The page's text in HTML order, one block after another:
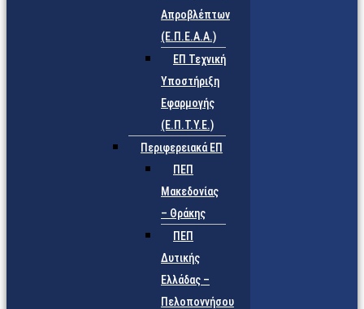
Απροβλέπτων
(Ε.Π.Ε.Α.Α.)
ΕΠ Τεχνική
Υποστήριξη
Εφαρμογής
(Ε.Π.Τ.Υ.Ε.)
Περιφερειακά ΕΠ
ΠΕΠ
Μακεδονίας
– Θράκης
ΠΕΠ
Δυτικής
Ελλάδας –
Πελοποννήσου